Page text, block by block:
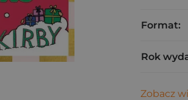
Format:
Rok
Zobacz